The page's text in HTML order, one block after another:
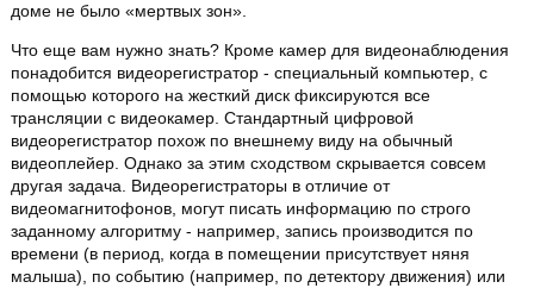
доме не было «мертвых зон».
Что еще вам нужно знать? Кроме камер для видеонаблюдения
понадобится видеорегистратор - специальный компьютер, с
помощью которого на жесткий диск фиксируются все
трансляции с видеокамер. Стандартный цифровой
видеорегистратор похож по внешнему виду на обычный
видеоплейер. Однако за этим сходством скрывается совсем
другая задача. Видеорегистраторы в отличие от
видеомагнитофонов, могут писать информацию по строго
заданному алгоритму - например, запись производится по
времени (в период, когда в помещении присутствует няня
малыша), по событию (например, по детектору движения) или